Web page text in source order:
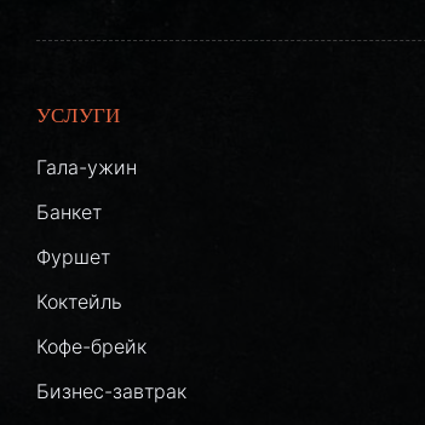
УСЛУГИ
Гала-ужин
Банкет
Фуршет
Коктейль
Кофе-брейк
Бизнес-завтрак